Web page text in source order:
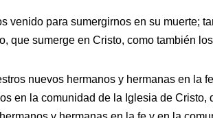
venido para sumergirnos en su muerte;
que sumerge en Cristo, como también
nuevos hermanos y hermanas en la
en la comunidad de la Iglesia de